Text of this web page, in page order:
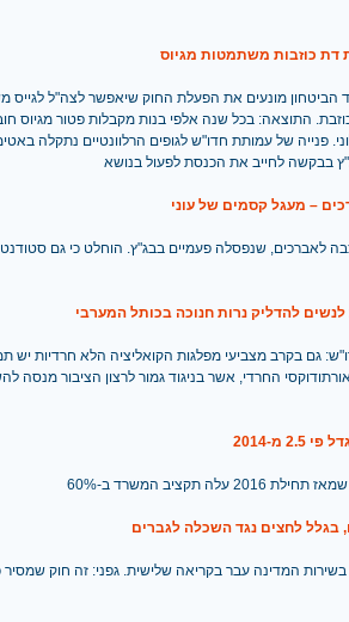
דת כוזבות משתמטות מגיוס
מונעים את הפעלת החוק שיאפשר לצה"ל
התוצאה: בכל שנה אלפי בנות מקבלות פטור מגיוס
פנייה של עמותת חדו"ש לגופים הרלוונטיים נתקלה
בבקשה לחייב את הכנסת לפעול בנושא
– מעגל קסמים של עוני
שנפסלה פעמיים בבג"ץ. הוחלט כי גם
גם בקרב מצביעי מפלגות הקואליציה הלא חרדיות יש
החרדי, אשר בניגוד גמור לרצון הציבור מנסה
מ-2014
תקציב המשרד ב-60%
בגלל לחצים נגד השכלה לגברים
בשירות המדינה עבר בקריאה שלישית. גפני: זה חוק